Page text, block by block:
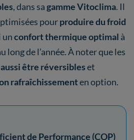
, dans sagamme Vitoclima. Il
pourproduire du froid
unconfort thermique optimal à
long de l’année. À noter que les
être réversibleset
rafraîchissementen option.
de Performance (COP)